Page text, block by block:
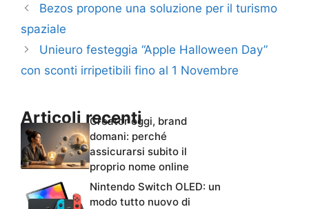
Bezos propone una soluzione per il turismo
spaziale
Unieuro festeggia “Apple Halloween Day”
con sconti irripetibili fino al 1 Novembre
Articoli recenti
Creator oggi, brand
domani: perché
assicurarsi subito il
proprio nome online
Nintendo Switch OLED: un
modo tutto nuovo di